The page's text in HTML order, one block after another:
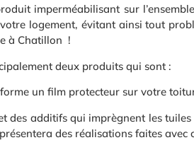
imperméabilisant sur
logement, évitant ainsi tout
à Chatillon !
deux produits qui sont :
un film protecteur sur votre
additifs qui imprègnent les
des réalisations faites